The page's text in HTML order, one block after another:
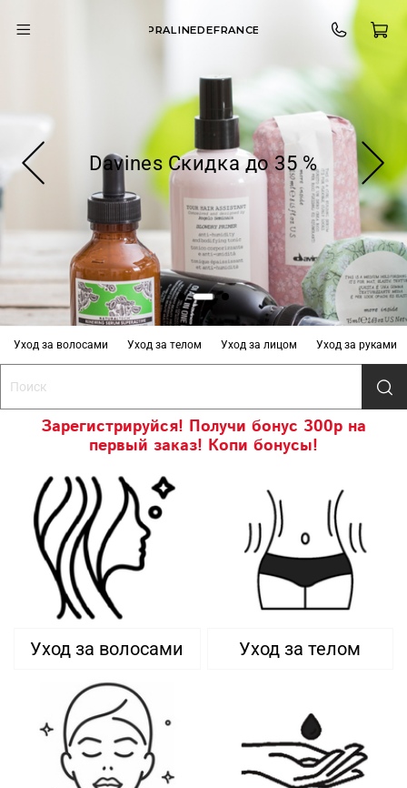
PRALINEDEFRANCE
Davines Скидка до 35 %
Уход за волосами Уход за телом Уход за лицом Уход за руками
Зарегистрируйся! Получи бонус 300р на
первый заказ! Копи бонусы!
Уход за волосами Уход за телом